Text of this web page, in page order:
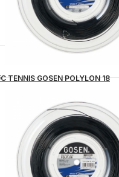
TENNIS GOSEN POLYLON 18